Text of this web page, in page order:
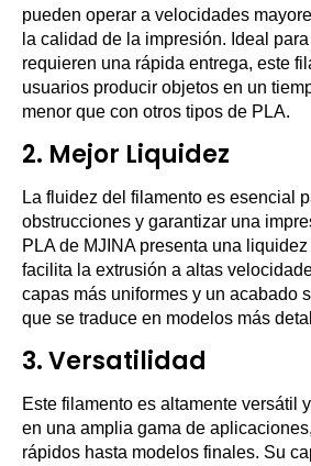
pueden operar a velocidades
la calidad de la impresión. Ideal
requieren una rápida entrega, este
usuarios producir objetos en un
menor que con otros tipos de PLA.
2. Mejor Liquidez
La fluidez del filamento es esencial
obstrucciones y garantizar una
PLA de MJINA presenta una
facilita la extrusión a altas
capas más uniformes y un acabado
que se traduce en modelos más
3.Versatilidad
Este filamento es altamente versátil
en una amplia gama de
rápidos hasta modelos finales. Su